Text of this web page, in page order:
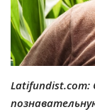
Latifundist.com: